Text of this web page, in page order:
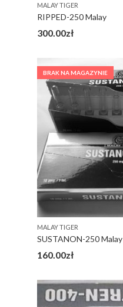
MALAY TIGER
RIPPED-250 Malay
300.00zł
BRAK NA MAGAZYNIE
MALAY TIGER
SUSTANON-250 Malay
160.00zł